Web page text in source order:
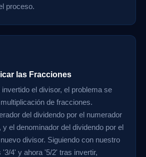
proceso.
las Fracciones
el divisor, el problema se
de fracciones.
del dividendo por el numerador
y el denominador del dividendo por el
divisor. Siguiendo con nuestro
'3/4' y ahora '5/2' tras invertir,